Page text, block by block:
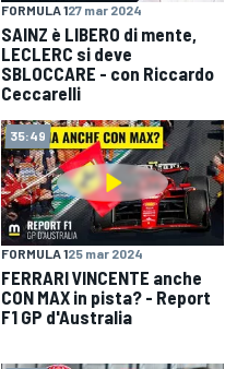
FORMULA 127 mar 2024
SAINZ è LIBERO di mente,
LECLERC si deve
SBLOCCARE - con Riccardo
Ceccarelli
35:49
FORMULA 125 mar 2024
FERRARI VINCENTE anche
CON MAX in pista? - Report
F1 GP d'Australia